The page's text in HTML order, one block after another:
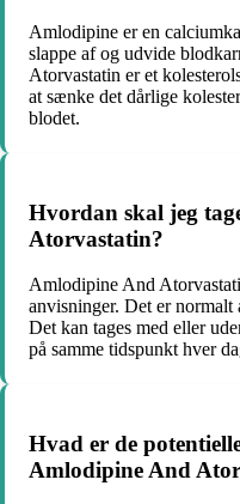
Amlodipine er en
slappe af og udvide
Atorvastatin er et
at sænke det dårlige
blodet.
Hvordan skal jeg
Atorvastatin?
Amlodipine And
anvisninger. Det er normalt
Det kan tages med eller
på samme tidspunkt hver
Hvad er de
Amlodipine And